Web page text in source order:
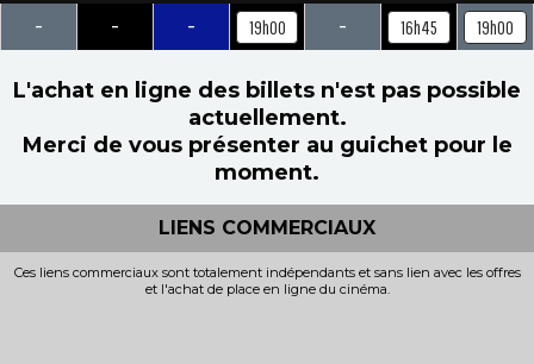
-
- - 19h00 - 16h45 19h00
L'achat en ligne des billets n'est pas possible
actuellement.
Merci de vous présenter au guichet pour le
moment.
LIENS COMMERCIAUX
Ces liens commerciaux sont totalement indépendants et sans lien avec les offres
et l'achat de place en ligne du cinéma.